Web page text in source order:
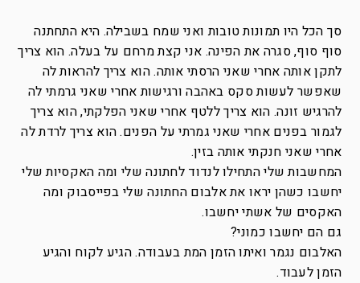
סך הכל היו תמונות טובות ואני שמח בשבילה. היא התחתנה
סוף סוף, סגרה את הפינה. אני קצת מרחם על בעלה. הוא צריך
לתקן אותה אחרי שאני הרסתי אותה. הוא צריך להראות לה
שאפשר לעשות סקס באהבה ורגישות אחרי שאני גרמתי לה
להרגיש זונה. הוא צריך ללטף אחרי שאני הפלקתי, הוא צריך
לגמור בפנים אחרי שאני גמרתי על הפנים. הוא צריך לרדת לה
אחרי שאני חנקתי אותה בזין.
המחשבות שלי התחילו לנדוד לחתונה שלי ומה האקסיות שלי
יחשבו כשהן יראו את אלבום החתונה שלי בפייסבוק ומה
האקסים של אשתי יחשבו.
גם הם יחשבו כמוני?
האלבום נגמר ואיתו הזמן המת בעבודה. הגיע לקוח והגיע
הזמן לעבוד.